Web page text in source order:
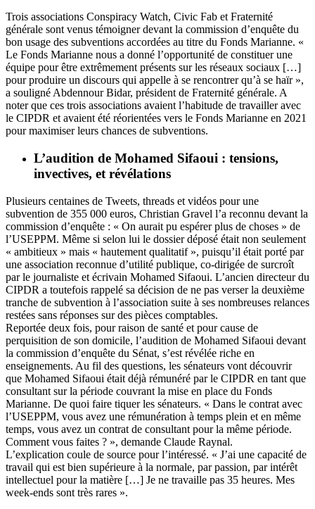
Trois associations Conspiracy Watch, Civic Fab et Fraternité
générale sont venus témoigner devant la commission d’enquête du
bon usage des subventions accordées au titre du Fonds Marianne. «
Le Fonds Marianne nous a donné l’opportunité de constituer une
équipe pour être extrêmement présents sur les réseaux sociaux […]
pour produire un discours qui appelle à se rencontrer qu’à se haïr »,
a souligné Abdennour Bidar, président de Fraternité générale. A
noter que ces trois associations avaient l’habitude de travailler avec
le CIPDR et avaient été réorientées vers le Fonds Marianne en 2021
pour maximiser leurs chances de subventions.
L’audition de Mohamed Sifaoui : tensions,
invectives, et révélations
Plusieurs centaines de Tweets, threads et vidéos pour une
subvention de 355 000 euros, Christian Gravel l’a reconnu devant la
commission d’enquête : « On aurait pu espérer plus de choses » de
l’USEPPM. Même si selon lui le dossier déposé était non seulement
« ambitieux » mais « hautement qualitatif », puisqu’il était porté par
une association reconnue d’utilité publique, co-dirigée de surcroît
par le journaliste et écrivain Mohamed Sifaoui. L’ancien directeur du
CIPDR a toutefois rappelé sa décision de ne pas verser la deuxième
tranche de subvention à l’association suite à ses nombreuses relances
restées sans réponses sur des pièces comptables.
Reportée deux fois, pour raison de santé et pour cause de
perquisition de son domicile, l’audition de Mohamed Sifaoui devant
la commission d’enquête du Sénat, s’est révélée riche en
enseignements. Au fil des questions, les sénateurs vont découvrir
que Mohamed Sifaoui était déjà rémunéré par le CIPDR en tant que
consultant sur la période couvrant la mise en place du Fonds
Marianne. De quoi faire tiquer les sénateurs. « Dans le contrat avec
l’USEPPM, vous avez une rémunération à temps plein et en même
temps, vous avez un contrat de consultant pour la même période.
Comment vous faites ? », demande Claude Raynal.
L’explication coule de source pour l’intéressé. « J’ai une capacité de
travail qui est bien supérieure à la normale, par passion, par intérêt
intellectuel pour la matière […] Je ne travaille pas 35 heures. Mes
week-ends sont très rares ».